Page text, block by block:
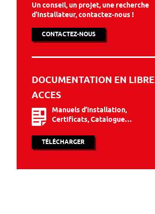
Un conseil, un projet, une recherche
d'installateur, contactez-nous !
CONTACTEZ-NOUS
DOCUMENTATION EN LIBRE
ACCES
Manuels d’installation,
Certificats, Catalogue…
TÉLÉCHARGER